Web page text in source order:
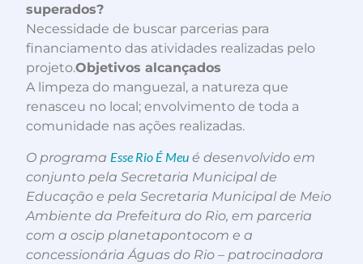
superados?
Necessidade de buscar parcerias para
financiamento das atividades realizadas pelo
projeto.Objetivos alcançados
A limpeza do manguezal, a natureza que
renasceu no local; envolvimento de toda a
comunidade nas ações realizadas.
O programa Esse Rio É Meu é desenvolvido em
conjunto pela Secretaria Municipal de
Educação e pela Secretaria Municipal de Meio
Ambiente da Prefeitura do Rio, em parceria
com a oscip planetapontocom e a
concessionária Águas do Rio – patrocinadora